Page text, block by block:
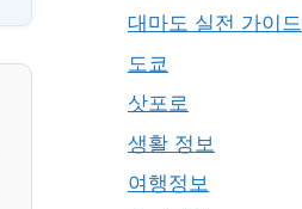
대마도 실전 가이드
도쿄
삿포로
생활 정보
여행정보